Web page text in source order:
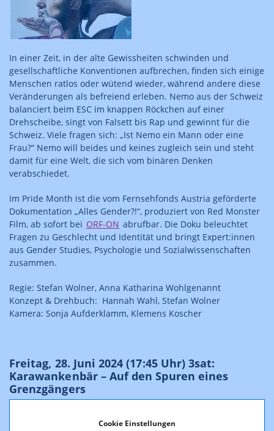
Cookie Einstellungen
In einer Zeit, in der alte Gewissheiten schwinden und
gesellschaftliche Konventionen aufbrechen, finden sich einige
Menschen ratlos oder wütend wieder, während andere diese
Veränderungen als befreiend erleben. Nemo aus der Schweiz
balanciert beim ESC im knappen Röckchen auf einer
Drehscheibe, singt von Falsett bis Rap und gewinnt für die
Schweiz. Viele fragen sich: „Ist Nemo ein Mann oder eine
Frau?“ Nemo will beides und keines zugleich sein und steht
damit für eine Welt, die sich vom binären Denken
verabschiedet.
Im Pride Month ist die vom Fernsehfonds Austria geförderte
Dokumentation „Alles Gender?!“, produziert von Red Monster
Film, ab sofort bei ORF-ON abrufbar. Die Doku beleuchtet
Fragen zu Geschlecht und Identität und bringt Expert:innen
aus Gender Studies, Psychologie und Sozialwissenschaften
zusammen.
Regie: Stefan Wolner, Anna Katharina Wohlgenannt
Konzept & Drehbuch: Hannah Wahl, Stefan Wolner
Kamera: Sonja Aufderklamm, Klemens Koscher
Freitag, 28. Juni 2024 (17:45 Uhr) 3sat:
Karawankenbär – Auf den Spuren eines
Grenzgängers